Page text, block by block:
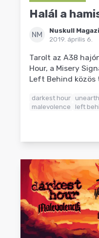
Halál a
NM
Nuskull
2019. április 6.
Tarolt az A38
Hour, a Misery
Left Behind közös
darkest hour unearth
malevolence
left